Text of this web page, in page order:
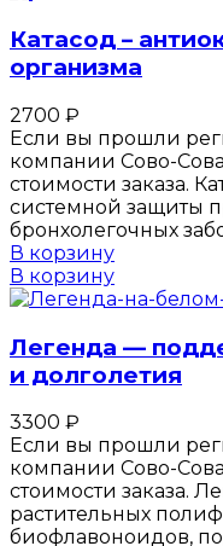
Катасод –
организма
2700 ₽
Если вы прошли
компании Сово-
стоимости заказа.
системной защиты
бронхолегочных
В корзину
В корзину
Легенда —
и долголетия
3300 ₽
Если вы прошли
компании Сово-
стоимости заказа.
растительных
биофлавоноидов,